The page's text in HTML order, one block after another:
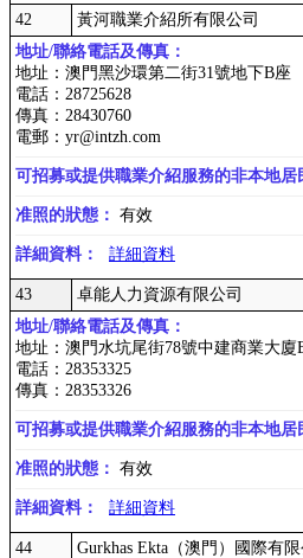
42 黃河職業介紹所有限公司
地址/聯絡電話及傳真：
地址：澳門黑沙環第二街31號地下B座
電話：28725628
傳真：28430760
電郵：yr@intzh.com
可招募或提供職業介紹服務的非本地居
准照的狀態： 有效
詳細資料： 詳細資料
43 卓能人力資源有限公司
地址/聯絡電話及傳真：
地址：澳門水坑尾街78號中建商業大廈
電話：28353325
傳真：28353326
可招募或提供職業介紹服務的非本地居
准照的狀態： 有效
詳細資料： 詳細資料
44 Gurkhas Ekta（澳門）國際有限